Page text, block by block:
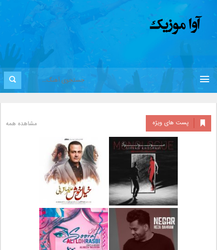
پست های ویژه مشاهده همه
دانلود آلبوم جدید سیروان
خسروی بنام مونولوگ
دانلود آهنگ جدید علیرضا
قربانی بنام خیال خوش